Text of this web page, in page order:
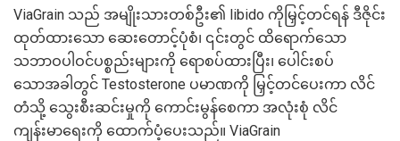
ViaGrain သည် အမျိုးသားတစ်ဦး၏ libido ကိုမြှင့်တင်ရန် ဒီဇိုင်း
ထုတ်ထားသော ဆေးတောင့်ပုံစံ၊ ၎င်းတွင် ထိရောက်သော
သဘာဝပါဝင်ပစ္စည်းများကို ရောစပ်ထားပြီး၊ ပေါင်းစပ်
သောအခါတွင် Testosterone ပမာဏကို မြှင့်တင်ပေးကာ လိင်
တံသို့ သွေးစီးဆင်းမှုကို ကောင်းမွန်စေကာ အလုံးစုံ လိင်
ကျန်းမာရေးကို ထောက်ပံ့ပေးသည်။ ViaGrain